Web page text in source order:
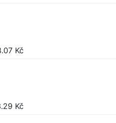
Kč
Kč